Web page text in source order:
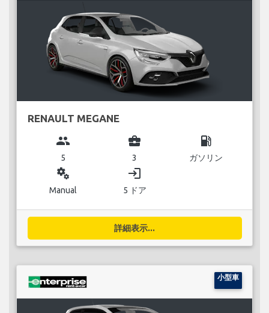
RENAULT MEGANE
group
5
business_center
3
local_gas_station
ガソリン
miscellaneous_services
Manual
login
5 ドア
詳細表示...
小型車